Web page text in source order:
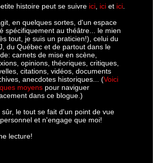
histoire peut se suivre ici ici et ici
en quelques sortes, d'un espace
spécifiquement au théâtre... le mien
tout, je suis un praticien!), celui du
du Québec et de partout dans le
carnets de mise en scène,
opinions, théoriques, critiques,
citations, vidéos, documents
anecdotes historiques... (Voici
moyens pour naviguer
dans ce blogue.)
sûr, le tout se fait d'un point de vue
et n'engage que moi!
lecture!